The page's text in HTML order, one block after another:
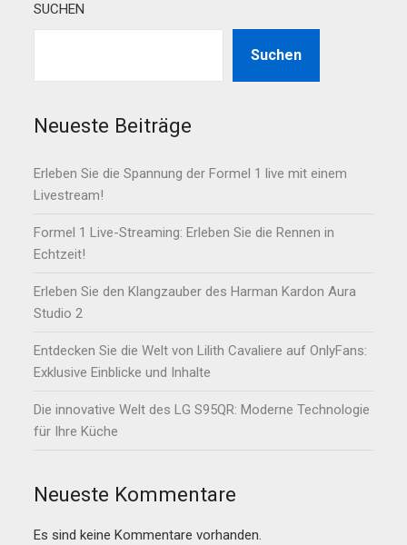
SUCHEN
Suchen
Neueste Beiträge
Erleben Sie die Spannung der Formel 1 live mit einem
Livestream!
Formel 1 Live-Streaming: Erleben Sie die Rennen in
Echtzeit!
Erleben Sie den Klangzauber des Harman Kardon Aura
Studio 2
Entdecken Sie die Welt von Lilith Cavaliere auf OnlyFans:
Exklusive Einblicke und Inhalte
Die innovative Welt des LG S95QR: Moderne Technologie
für Ihre Küche
Neueste Kommentare
Es sind keine Kommentare vorhanden.